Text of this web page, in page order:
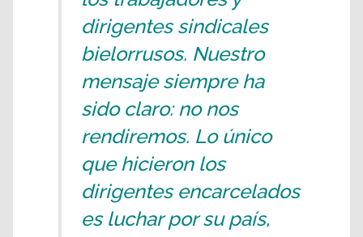
dirigentes sindicales
bielorrusos. Nuestro
mensaje siempre ha
sido claro: no nos
rendiremos. Lo único
que hicieron los
dirigentes encarcelados
es luchar por su país,